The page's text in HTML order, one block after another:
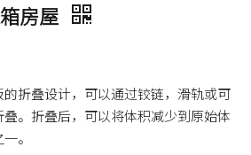
房屋
折叠设计，可以通过铰链，滑轨或可
。折叠后，可以将体积减少到原始体
。